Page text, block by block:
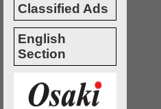
Classified Ads
English
Section